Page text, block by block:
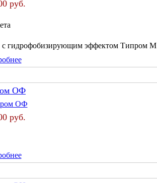
руб.
гидрофобизирующим эффектом Типром М
ОФ
руб.